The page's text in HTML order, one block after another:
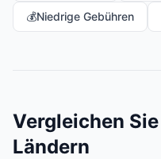
💰Niedrige Gebühren
Vergleichen
Ländern